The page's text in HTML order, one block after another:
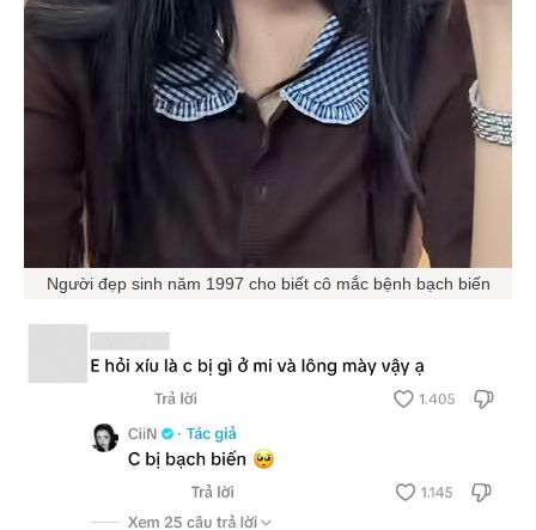
Người đẹp sinh năm 1997 cho biết cô mắc bệnh bạch biến